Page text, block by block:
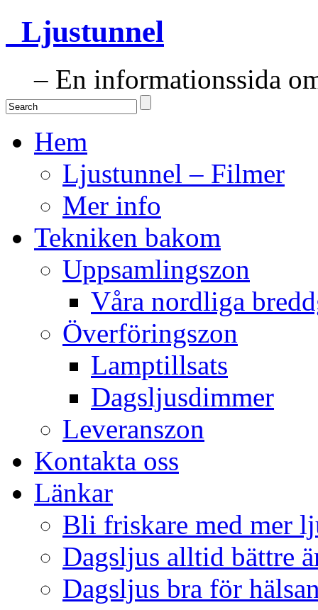
Ljustunnel
– En informationssida
Hem
Ljustunnel – Filmer
Mer info
Tekniken bakom
Uppsamlingszon
Våra nordliga
Överföringszon
Lamptillsats
Dagsljusdimmer
Leveranszon
Kontakta oss
Länkar
Bli friskare med mer
Dagsljus alltid bättre
Dagsljus bra för